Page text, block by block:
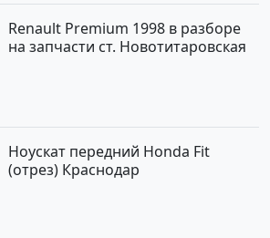
Renault Premium 1998 в разборе
на запчасти ст. Новотитаровская
Ноускат передний Honda Fit
(отрез) Краснодар